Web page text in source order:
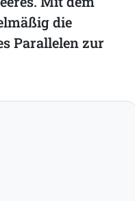
die
Parallelen zur